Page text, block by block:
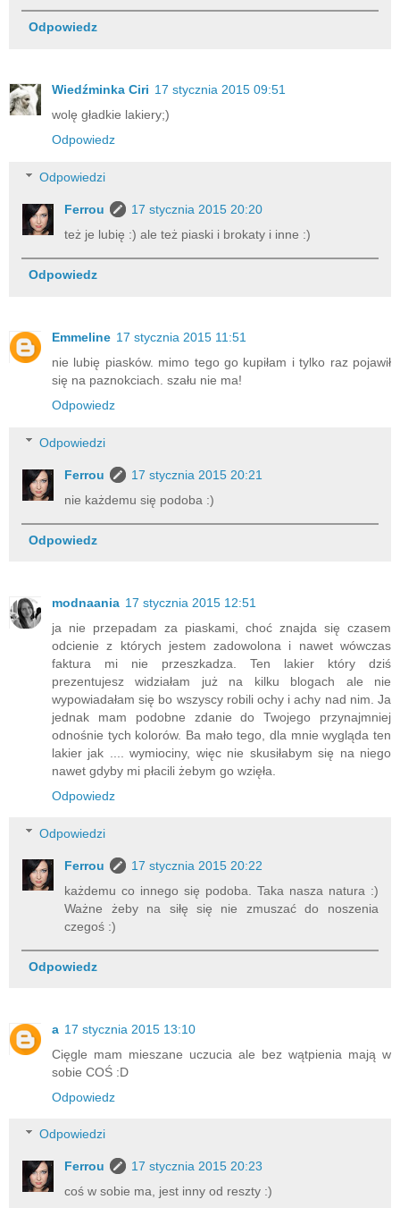
Odpowiedz
Wiedźminka Ciri 17 stycznia 2015 09:51
wolę gładkie lakiery;)
Odpowiedz
Odpowiedzi
Ferrou
17 stycznia 2015 20:20
też je lubię :) ale też piaski i brokaty i inne :)
Odpowiedz
Emmeline 17 stycznia 2015 11:51
nie lubię piasków. mimo tego go kupiłam i tylko raz pojawił
się na paznokciach. szału nie ma!
Odpowiedz
Odpowiedzi
Ferrou
17 stycznia 2015 20:21
nie każdemu się podoba :)
Odpowiedz
modnaania 17 stycznia 2015 12:51
ja nie przepadam za piaskami, choć znajda się czasem
odcienie z których jestem zadowolona i nawet wówczas
faktura mi nie przeszkadza. Ten lakier który dziś
prezentujesz widziałam już na kilku blogach ale nie
wypowiadałam się bo wszyscy robili ochy i achy nad nim. Ja
jednak mam podobne zdanie do Twojego przynajmniej
odnośnie tych kolorów. Ba mało tego, dla mnie wygląda ten
lakier jak .... wymiociny, więc nie skusiłabym się na niego
nawet gdyby mi płacili żebym go wzięła.
Odpowiedz
Odpowiedzi
Ferrou
17 stycznia 2015 20:22
każdemu co innego się podoba. Taka nasza natura :)
Ważne żeby na siłę się nie zmuszać do noszenia
czegoś :)
Odpowiedz
a 17 stycznia 2015 13:10
Cięgle mam mieszane uczucia ale bez wątpienia mają w
sobie COŚ :D
Odpowiedz
Odpowiedzi
Ferrou
17 stycznia 2015 20:23
coś w sobie ma, jest inny od reszty :)